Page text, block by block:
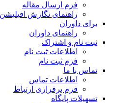
فرم ارسال مقاله
راهنمای نگارش افیلیشن
برای داوران
راهنمای داوران
ثبت نام و اشتراک
اطلاعات ثبت نام
فرم ثبت نام
تماس با ما
اطلاعات تماس
فرم برقراری ارتباط
تسهیلات پایگاه